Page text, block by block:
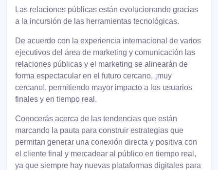
Las relaciones públicas están evolucionando gracias
a la incursión de las herramientas tecnológicas.
De acuerdo con la experiencia internacional de varios
ejecutivos del área de marketing y comunicación las
relaciones públicas y el marketing se alinearán de
forma espectacular en el futuro cercano, ¡muy
cercano!, permitiendo mayor impacto a los usuarios
finales y en tiempo real.
Conocerás acerca de las tendencias que están
marcando la pauta para construir estrategias que
permitan generar una conexión directa y positiva con
el cliente final y mercadear al público en tiempo real,
ya que siempre hay nuevas plataformas digitales para